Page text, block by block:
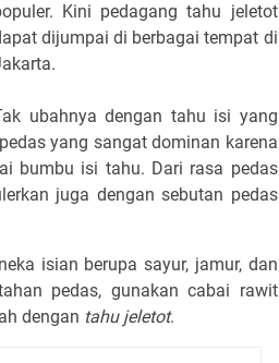
Kini pedagang tahu jeletot
dijumpai di berbagai tempat di
ubahnya dengan tahu isi yang
yang sangat dominan karena
bumbu isi tahu. Dari rasa pedas
juga dengan sebutan pedas
isian berupa sayur, jamur, dan
pedas, gunakan cabai rawit
dengan tahu jeletot.